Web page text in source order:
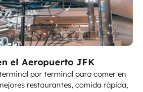
el Aeropuerto JFK
por terminal para comer en
restaurantes, comida rápida,